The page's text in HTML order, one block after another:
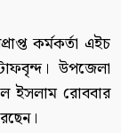
কর্মকর্তা এইচ
উপজেলা
ইসলাম রোববার